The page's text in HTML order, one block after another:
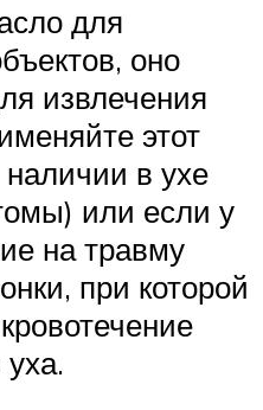
для
оно
извлечения
этот
в ухе
или если у
на травму
при которой